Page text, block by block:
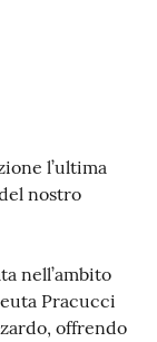
l’ultima
nostro
nell’ambito
Pracucci
offrendo